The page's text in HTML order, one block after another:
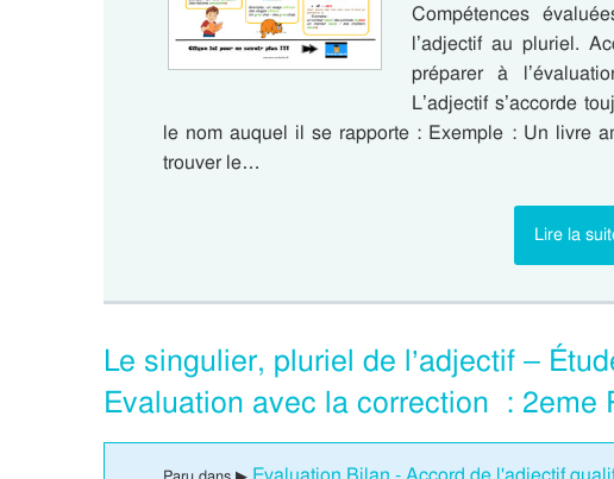
Compétences
l’adjectif au pluriel.
préparer à
L’adjectif s’accorde
le nom auquel il se rapporte : Exemple : Un livre
trouver le…
Lire la
Le singulier, pluriel de l’adjectif –
Evaluation avec la correction : 2eme